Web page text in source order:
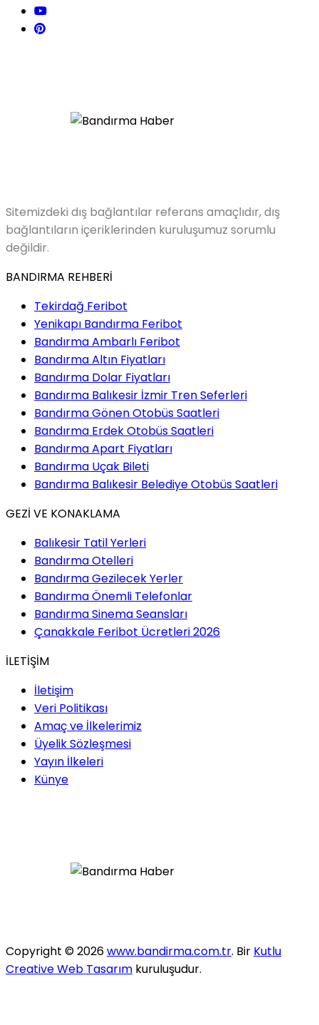
Sitemizdeki dış bağlantılar referans amaçlıdır, dış
bağlantıların içeriklerinden kuruluşumuz sorumlu
değildir.
BANDIRMA REHBERİ
Tekirdağ Feribot
Yenikapı Bandırma Feribot
Bandırma Ambarlı Feribot
Bandırma Altın Fiyatları
Bandırma Dolar Fiyatları
Bandırma Balıkesir İzmir Tren Seferleri
Bandırma Gönen Otobüs Saatleri
Bandırma Erdek Otobüs Saatleri
Bandırma Apart Fiyatları
Bandırma Uçak Bileti
Bandırma Balıkesir Belediye Otobüs Saatleri
GEZİ VE KONAKLAMA
Balıkesir Tatil Yerleri
Bandırma Otelleri
Bandırma Gezilecek Yerler
Bandırma Önemli Telefonlar
Bandırma Sinema Seansları
Çanakkale Feribot Ücretleri 2026
İLETİŞİM
İletişim
Veri Politikası
Amaç ve İlkelerimiz
Üyelik Sözleşmesi
Yayın İlkeleri
Künye
Copyright © 2026www.bandirma.com.tr. Bir Kutlu
Creative Web Tasarım kuruluşudur.